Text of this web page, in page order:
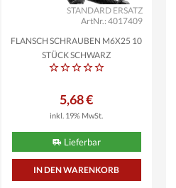
ArtNr.: 4017409
STANDARD ERSATZ
FLANSCH SCHRAUBEN M6X25 10
STÜCK SCHWARZ
5,68 €
inkl. 19% MwSt.
Lieferbar